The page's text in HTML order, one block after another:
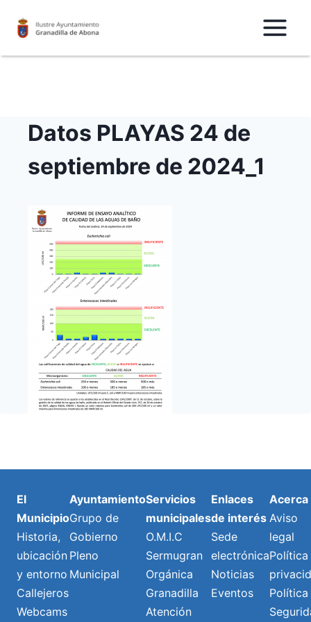
Datos PLAYAS 24 de
septiembre de 2024_1
El
Municipio
Historia,
ubicación
y entorno
Callejeros
Webcams
Ayuntamiento
Grupo de
Gobierno
Pleno
Municipal
Servicios
municipales
O.M.I.C
Sermugran
Orgánica
Granadilla
Atención
Enlaces
de interés
Sede
electrónica
Noticias
Eventos
Acerca
Aviso
legal
Política
Política